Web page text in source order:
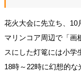
花火大会に先立ち、10
マリンコア周辺で「画
スにした灯篭には小学
18時～22時に幻想的な